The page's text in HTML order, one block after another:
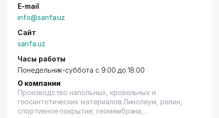
E-mail
info@sanfa.uz
Сайт
sanfa.uz
Часы работы
Понедельник-суббота с 9:00 до 18:00
О компании
Производство напольных, кровельных и
геосинтетических материалов.Линолеум, релин,
спортивное покрытие, геомембрана,